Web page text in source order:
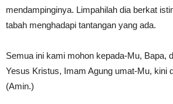
mendampinginya. Limpahilah dia berkat
tabah menghadapi tantangan yang ada.
Semua ini kami mohon kepada-Mu, Bapa,
Yesus Kristus, Imam Agung umat-Mu, kini
(Amin.)